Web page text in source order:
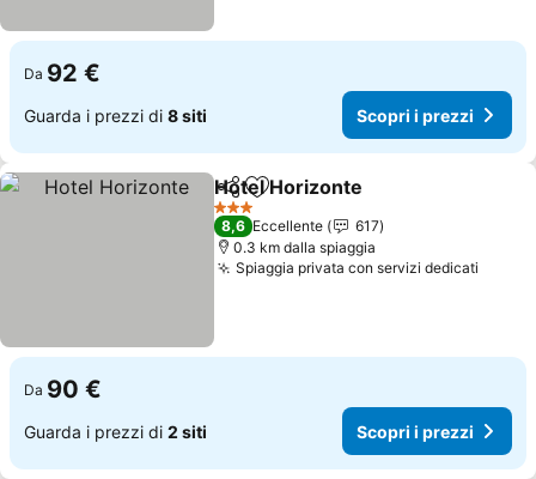
Da 92 €
Guarda i prezzi di 8 siti Scopri i prezzi
CondividiAggiungi ai preferiti
Hotel Horizonte
3 Stelle
8,6 Eccellente
617
0.3 km dalla spiaggia
Spiaggia privata con servizi dedicati
Da 90 €
Guarda i prezzi di 2 siti Scopri i prezzi